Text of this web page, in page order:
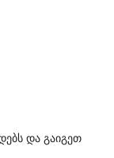
და გაიგეთ